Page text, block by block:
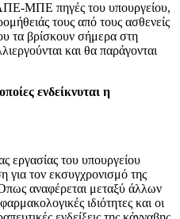
ΜΠΕ πηγές του υπουργείου,
τους από τους ασθενείς
τα βρίσκουν σήμερα στη
και θα παράγονται
ενδείκνυται η
εργασίας του υπουργείου
για τον εκσυγχρονισμό της
αναφέρεται μεταξύ άλλων
ιδιότητες και οι